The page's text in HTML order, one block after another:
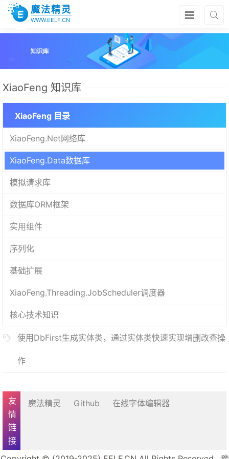
魔法精灵
WWW.EELF.CN
XiaoFeng 知识库
XiaoFeng 目录
XiaoFeng.Net网络库
XiaoFeng.Data数据库
模拟请求库
数据库ORM框架
实用组件
序列化
基础扩展
XiaoFeng.Threading.JobScheduler调度器
核心技术知识
使用DbFirst生成实体类，通过实体类快速实现增删改查操
作
友情链接 魔法精灵 Github 在线字体编辑器